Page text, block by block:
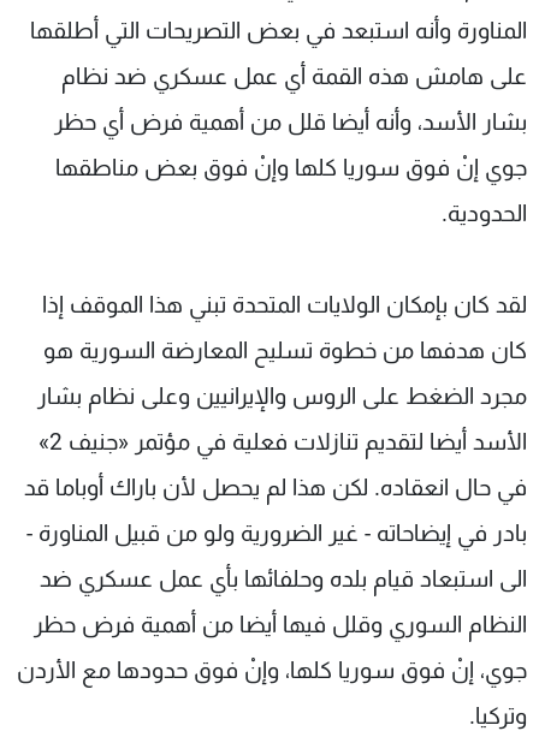
المناورة وأنه استبعد في بعض التصريحات التي أطلقها
على هامش هذه القمة أي عمل عسكري ضد نظام
بشار الأسد، وأنه أيضا قلل من أهمية فرض أي حظر
جوي إنْ فوق سوريا كلها وإنْ فوق بعض مناطقها
الحدودية.
لقد كان بإمكان الولايات المتحدة تبني هذا الموقف إذا
كان هدفها من خطوة تسليح المعارضة السورية هو
مجرد الضغط على الروس والإيرانيين وعلى نظام بشار
الأسد أيضا لتقديم تنازلات فعلية في مؤتمر «جنيف 2»
في حال انعقاده. لكن هذا لم يحصل لأن باراك أوباما قد
بادر في إيضاحاته - غير الضرورية ولو من قبيل المناورة -
الى استبعاد قيام بلده وحلفائها بأي عمل عسكري ضد
النظام السوري وقلل فيها أيضا من أهمية فرض حظر
جوي، إنْ فوق سوريا كلها، وإنْ فوق حدودها مع الأردن
وتركيا.